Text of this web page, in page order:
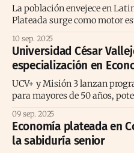
La población envejece en
Plateada surge como motor
10 sep. 2025
Universidad César
especialización en
UCV+ y Misión 3 lanzan
para mayores de 50 años,
09 sep. 2025
Economía plateada en
la sabiduría senior